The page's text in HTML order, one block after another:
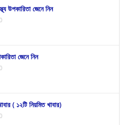
উপকারিতা জেনে নিন
জেনে নিন
( ১২টি নিয়মিত খাবার)